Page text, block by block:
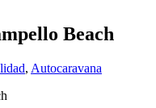
Beach
, Autocaravana